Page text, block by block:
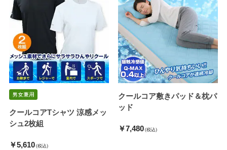
クールコアTシャツ 涼感メッ
シュ2枚組
￥5,610 (税込)
クールコア敷きパッド＆枕パ
ッド
￥7,480 (税込)